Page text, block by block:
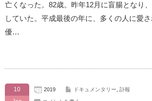
亡くなった。82歳。昨年12月に盲腸となり
していた。平成最後の年に、多くの人に愛
優…
10
2019 ドキュメンタリー 訃報